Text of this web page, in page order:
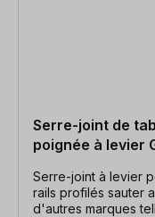
Serre-joint de
poignée à levier
Serre-joint à levier
rails profilés sauter
d'autres marques